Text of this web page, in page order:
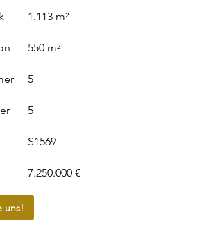
1.113 m²
550 m²
5
5
S1569
7.250.000 €
uns!